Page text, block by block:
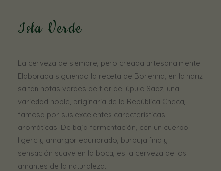
Isla Verde
La cerveza de siempre, pero creada artesanalmente.
Elaborada siguiendo la receta de Bohemia, en la nariz
saltan notas verdes de flor de lúpulo Saaz, una
variedad noble, originaria de la República Checa,
famosa por sus excelentes características
aromáticas. De baja fermentación, con un cuerpo
ligero y amargor equilibrado, burbuja fina y
sensación suave en la boca, es la cerveza de los
amantes de la naturaleza.